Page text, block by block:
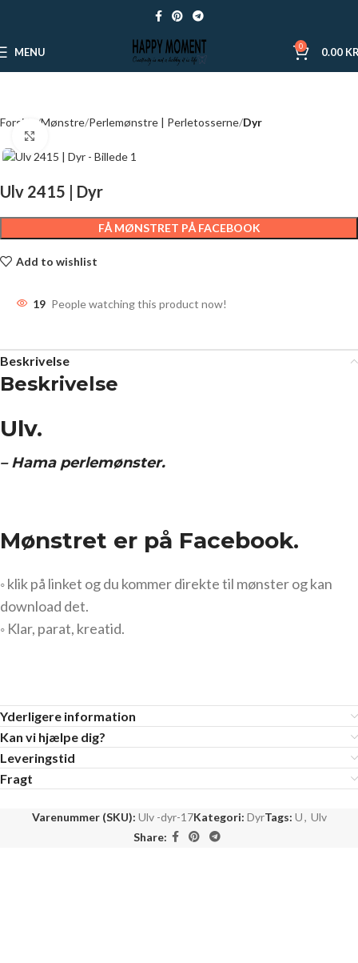
MENU 0 0.00
Forside Mønstre Perlemønstre | Perletosserne Dyr
Ulv 2415 | Dyr
FÅ MØNSTRET PÅ FACEBOOK
Add to wishlist
19 People watching this product now!
Beskrivelse
Beskrivelse
Ulv.
– Hama perlemønster.
Mønstret er på Facebook.
◦ klik på linket og du kommer direkte til mønster og kan
download det.
◦ Klar, parat, kreatid.
Yderligere information
Kan vi hjælpe dig?
Leveringstid
Fragt
Varenummer (SKU): Ulv -dyr-17Kategori: DyrTags: U, Ulv
Share: